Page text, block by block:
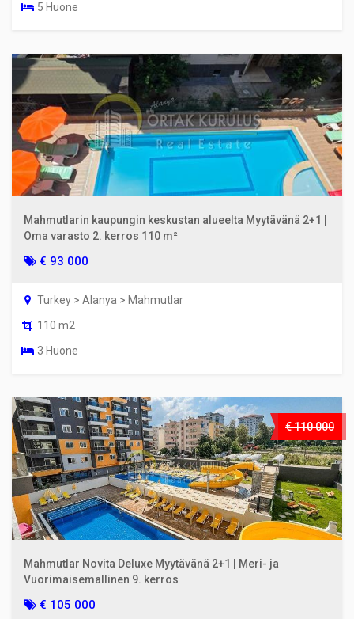
5 Huone
Mahmutlarin kaupungin keskustan alueelta Myytävänä 2+1 |
Oma varasto 2. kerros 110 m²
€ 93 000
Turkey > Alanya > Mahmutlar
110 m2
3 Huone
€ 110 000
Mahmutlar Novita Deluxe Myytävänä 2+1 | Meri- ja
Vuorimaisemallinen 9. kerros
€ 105 000